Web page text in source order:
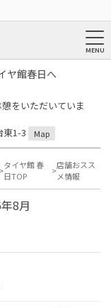
ヤ館春日へ
をいただいていま
1-3
Map
タイヤ館 春
日TOP
店舗おスス
メ情報
8月